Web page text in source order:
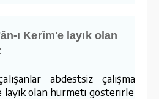
ı Kerîm'e layık olan
abdestsiz çalışmaz
layık olan hürmeti gösterirler.